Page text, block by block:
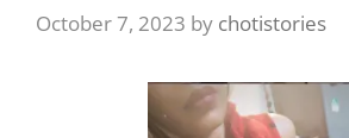
October 7, 2023 by chotistories